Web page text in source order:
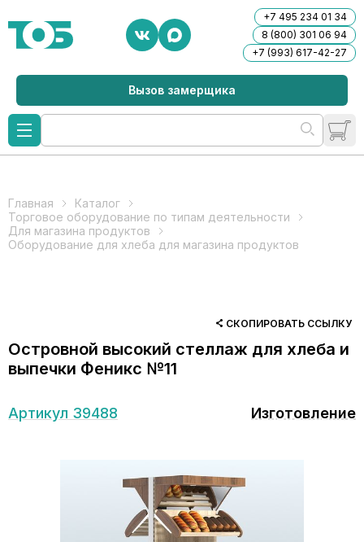
+7 495 234 01 34
8 (800) 301 06 94
+7 (993) 617-42-27
Вызов замерщика
Главная
Каталог
Торговое оборудование по типам деятельности
Для магазина продуктов
Оборудование для хлеба для магазина продуктов
СКОПИРОВАТЬ ССЫЛКУ
Островной высокий стеллаж для хлеба и
выпечки Феникс №11
Артикул 39488 Изготовление